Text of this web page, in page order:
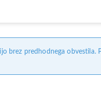
brez predhodnega obvestila.